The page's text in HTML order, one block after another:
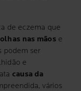
de eczema que
nas mãos e
podem ser
e
causa da
vários